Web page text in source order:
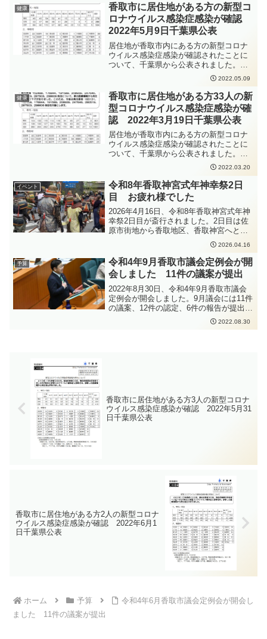
スクを着用すること、密集・密接・密閉
を避けることなどの感染症対策をしっか
りと行っていただくよう、お願いいたし
をできるだけ2m以上（最低1m以上）取
ること、会話をするときはマスクを着用
すること、密集・密接・密閉を避けるこ
となどの感染症対策をしっかりと行って
いただくよう、お願いいたします。
健康
香取市に居住地がある方の新型コ
ロナウイルス感染症感染が確認
2022年5月9日千葉県公表
居住地が香取市内にある方の新型コロナ
ウイルス感染症感染が確認されたことに
ついて、千葉県から公表されました。新
型コロナウイルス感染症の感染拡大防止
のため、手洗いの徹底、人と人との距離
をできるだけ2m以上（最低1m以上）取
ること、会話をするときはマスクを着用
すること、密集・密接・密閉を避けるこ
となどの感染症対策をしっかりと行って
いただくよう、お願いいたします。
2022.05.09
健康
香取市に居住地がある方33人の新
型コロナウイルス感染症感染が確
認 2022年3月19日千葉県公表
居住地が香取市内にある方の新型コロナ
ウイルス感染症感染が確認されたことに
ついて、千葉県から公表されました。新
型コロナウイルス感染症の感染拡大防止
のため、手洗いの徹底、人と人との距離
をできるだけ2m以上（最低1m以上）取
ること、会話をするときはマスクを着用
すること、密集・密接・密閉を避けるこ
となどの感染症対策をしっかりと行って
いただくよう、お願いいたします。
2022.03.20
イベント
令和8年香取神宮式年神幸祭2日
目 お疲れ様でした
2026年4月16日、令和8年香取神宮式年神
幸祭2日目が斎行されました。2日目は佐
原市街地から香取地区、香取神宮へと行
列が進んでいきました。朝の佐原御旅所
発輿祭には家族で伺い、子どもたちも初
めて間近でみる馬や、御神輿の装飾など
を見て楽しんでいました。行列に参加さ
れているお子さん方も多く、とてもよい
思い出になるのではないかと思います。
次の香取神宮式年大祭と式年神幸祭が斎
行されるのは12年後になります。明日も
奉祝祭があるということですが、準備か
らここまで関わられたみなさん、お疲れ
2026.04.16
予算
令和4年9月香取市議会定例会が開
会しました 11件の議案が提出
2022年8月30日、令和4年9月香取市議会
定例会が開会しました。9月議会には11件
の議案、12件の認定、6件の報告が提出さ
れました。9月議会では令和3年度の決算
審査が行われます。最後まで確りと審
2022.08.30
香取市に居住地がある方3人の新型コロナ
ウイルス感染症感染が確認 2022年5月31
日千葉県公表
香取市に居住地がある方2人の新型コロナ
ウイルス感染症感染が確認 2022年6月1
日千葉県公表
ホーム 予算
令和4年6月香取市議会定例会が開会し
ました 11件の議案が提出